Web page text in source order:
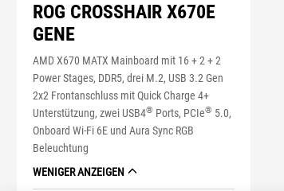
ROG CROSSHAIR X670E
GENE
AMD X670 MATX Mainboard mit 16 + 2 + 2
Power Stages, DDR5, drei M.2, USB 3.2 Gen
2x2 Frontanschluss mit Quick Charge 4+
Unterstützung, zwei USB4® Ports, PCIe® 5.0,
Onboard Wi-Fi 6E und Aura Sync RGB
Beleuchtung
WENIGER ANZEIGEN